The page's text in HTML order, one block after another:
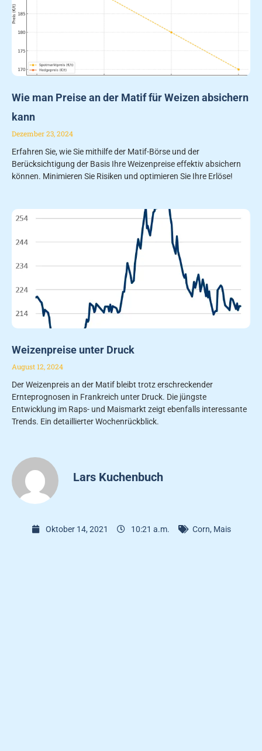
Wie man Preise an der Matif für Weizen absichern
kann
Dezember 23, 2024
Erfahren Sie, wie Sie mithilfe der Matif-Börse und der
Berücksichtigung der Basis Ihre Weizenpreise effektiv absichern
können. Minimieren Sie Risiken und optimieren Sie Ihre Erlöse!
Weizenpreise unter Druck
August 12, 2024
Der Weizenpreis an der Matif bleibt trotz erschreckender
Ernteprognosen in Frankreich unter Druck. Die jüngste
Entwicklung im Raps- und Maismarkt zeigt ebenfalls interessante
Trends. Ein detaillierter Wochenrückblick.
Lars Kuchenbuch
Oktober 14, 2021 10:21 a.m. Corn, Mais